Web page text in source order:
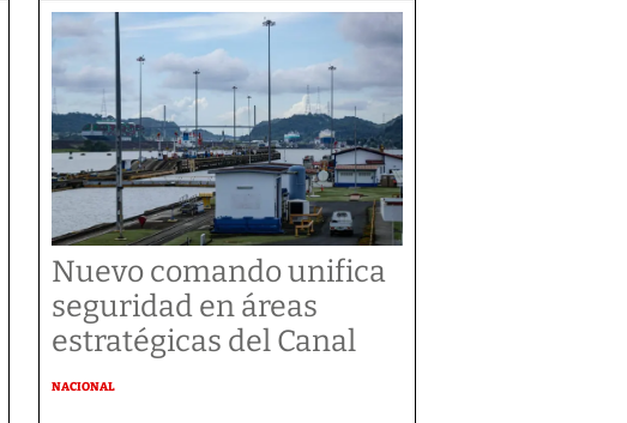
Nuevo comando unifica
seguridad en áreas
estratégicas del Canal
NACIONAL